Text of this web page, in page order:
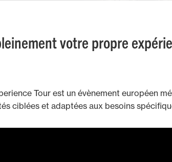
votre propre
Tour est un évènement européen
ciblées et adaptées aux besoins